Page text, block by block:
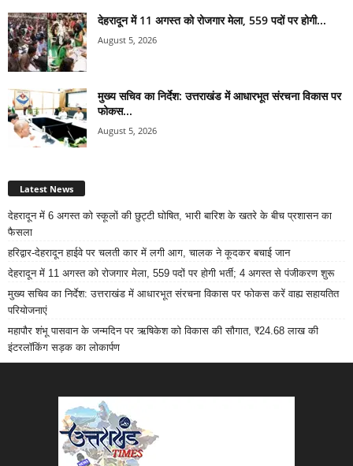
देहरादून में 11 अगस्त को रोजगार मेला, 559 पदों पर होगी...
August 5, 2026
मुख्य सचिव का निर्देश: उत्तराखंड में आधारभूत संरचना विकास पर
फोकस...
August 5, 2026
Latest News
देहरादून में 6 अगस्त को स्कूलों की छुट्टी घोषित, भारी बारिश के खतरे के बीच प्रशासन का
फैसला
हरिद्वार-देहरादून हाईवे पर चलती कार में लगी आग, चालक ने कूदकर बचाई जान
देहरादून में 11 अगस्त को रोजगार मेला, 559 पदों पर होगी भर्ती; 4 अगस्त से पंजीकरण शुरू
मुख्य सचिव का निर्देश: उत्तराखंड में आधारभूत संरचना विकास पर फोकस करें वाह्य सहायतित
परियोजनाएं
महापौर शंभू पासवान के जन्मदिन पर ऋषिकेश को विकास की सौगात, ₹24.68 लाख की
इंटरलॉकिंग सड़क का लोकार्पण